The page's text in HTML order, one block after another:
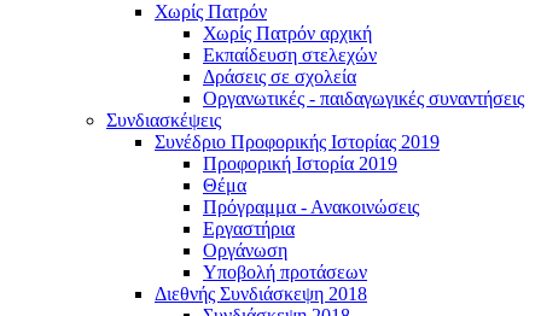
Χωρίς Πατρόν
Χωρίς Πατρόν αρχική
Εκπαίδευση στελεχών
Δράσεις σε σχολεία
Οργανωτικές - παιδαγωγικές συναντήσεις
Συνδιασκέψεις
Συνέδριο Προφορικής Ιστορίας 2019
Προφορική Ιστορία 2019
Θέμα
Πρόγραμμα - Ανακοινώσεις
Εργαστήρια
Οργάνωση
Υποβολή προτάσεων
Διεθνής Συνδιάσκεψη 2018